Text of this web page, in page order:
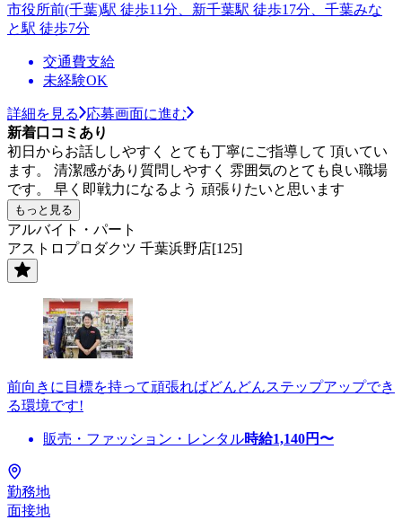
市役所前(千葉)駅 徒歩11分、新千葉駅 徒歩17分、千葉みな
と駅 徒歩7分
交通費支給
未経験OK
詳細を見る
応募画面に進む
新着口コミあり
初日からお話ししやすく とても丁寧にご指導して 頂いてい
ます。 清潔感があり質問しやすく 雰囲気のとても良い職場
です。 早く即戦力になるよう 頑張りたいと思います
もっと見る
アルバイト・パート
アストロプロダクツ 千葉浜野店[125]
前向きに目標を持って頑張ればどんどんステップアップでき
る環境です!
販売・ファッション・レンタル時給1,140円〜
勤務地
面接地